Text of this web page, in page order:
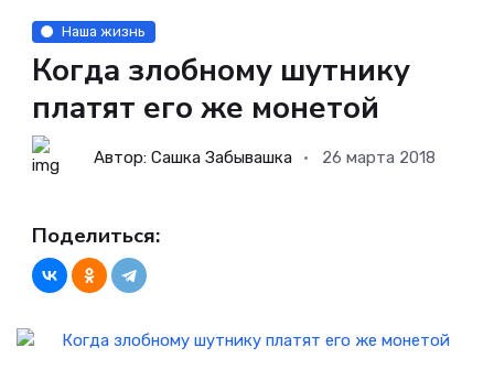
Наша жизнь
Когда злобному шутнику
платят его же монетой
Автор: Сашка Забывашка 26 марта 2018
Поделиться: